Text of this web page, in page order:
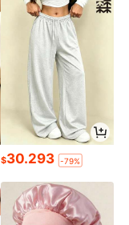
$30.293 -79%